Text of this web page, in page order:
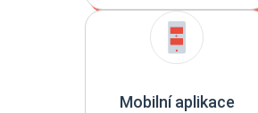
Mobilní aplikace